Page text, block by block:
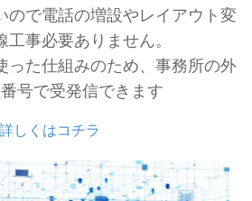
ので電話の増設やレイアウト変
工事必要ありません。
った仕組みのため、事務所の外
号で受発信できます
詳しくはコチラ